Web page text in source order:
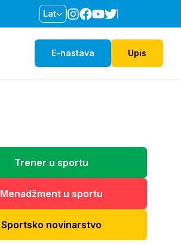
Lat
E-nastava Upis
Trener u sportu
Menadžment u sportu
Sportsko novinarstvo